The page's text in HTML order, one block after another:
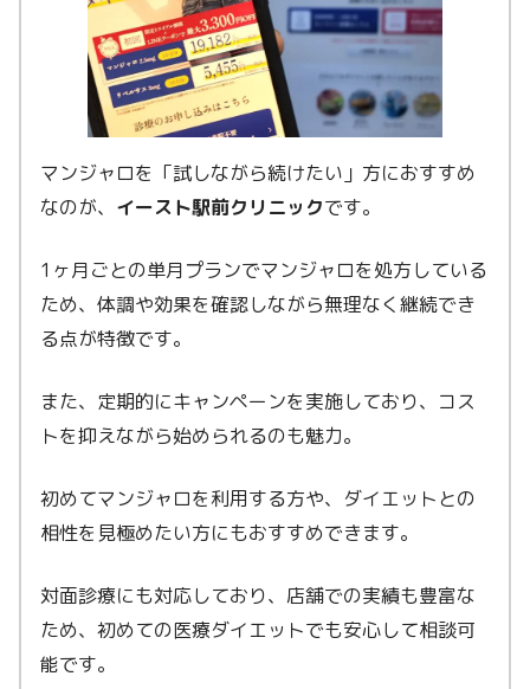
マンジャロを「試しながら続けたい」方におすすめ
なのが、 イースト駅前クリニックです。
1ヶ月ごとの単月プランでマンジャロを処方している
ため、体調や効果を確認しながら無理なく継続でき
る点が特徴です。
また、定期的にキャンペーンを実施しており、コス
トを抑えながら始められるのも魅力。
初めてマンジャロを利用する方や、ダイエットとの
相性を見極めたい方にもおすすめできます。
対面診療にも対応しており、店舗での実績も豊富な
ため、初めての医療ダイエットでも安心して相談可
能です。